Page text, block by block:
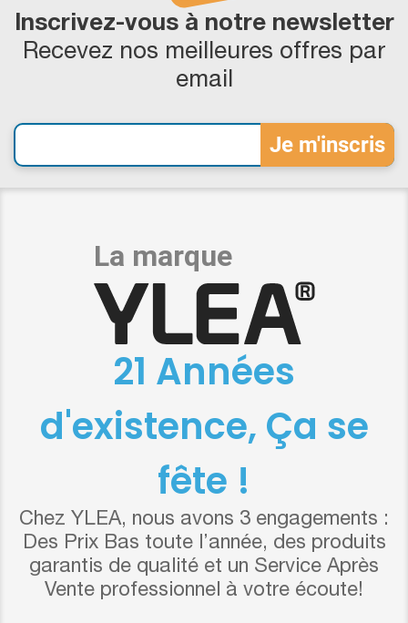
Inscrivez-vous à notre newsletter
Recevez nos meilleures offres par
email
21 Années
d'existence, Ça se
fête !
Chez YLEA, nous avons 3 engagements :
Des Prix Bas toute l’année, des produits
garantis de qualité et un Service Après
Vente professionnel à votre écoute!